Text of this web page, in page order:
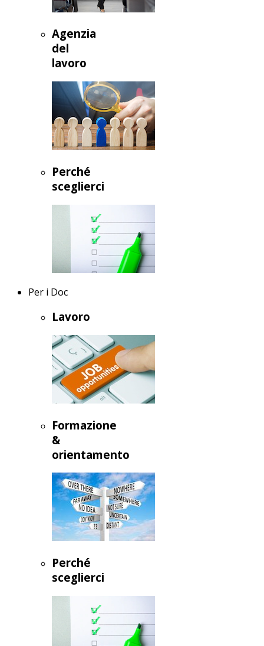
Agenzia
del
lavoro
Perché
sceglierci
Per i Doc
Lavoro
Formazione
&
orientamento
Perché
sceglierci